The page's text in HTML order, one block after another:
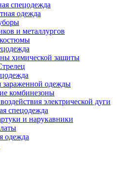
спецодежда
одежда
и металлургов
химической защиты
одежды
комбинезоны
электрической дуги
спецодежда
и нарукавники
одежда